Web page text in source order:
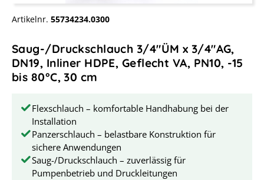
Artikelnr. 55734234.0300
Saug-/Druckschlauch 3/4"ÜM x 3/4"AG,
DN19, Inliner HDPE, Geflecht VA, PN10, -15
bis 80°C, 30 cm
Flexschlauch – komfortable Handhabung bei der
Installation
Panzerschlauch – belastbare Konstruktion für
sichere Anwendungen
Saug-/Druckschlauch – zuverlässig für
Pumpenbetrieb und Druckleitungen